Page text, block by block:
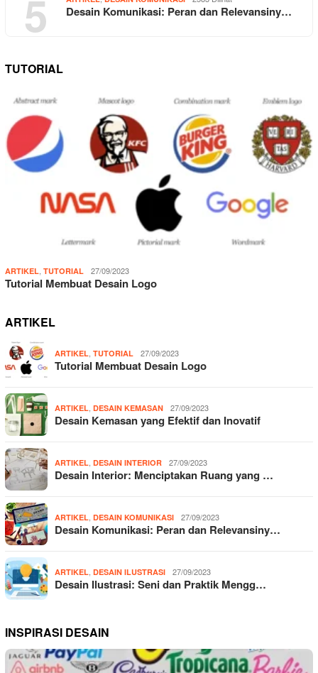
5 Desain Komunikasi: Peran dan Relevansiny…
TUTORIAL
ARTIKEL TUTORIAL 27/09/2023
Tutorial Membuat Desain Logo
ARTIKEL
ARTIKEL TUTORIAL 27/09/2023
Tutorial Membuat Desain Logo
ARTIKEL DESAIN KEMASAN 27/09/2023
Desain Kemasan yang Efektif dan Inovatif
ARTIKEL DESAIN INTERIOR 27/09/2023
Desain Interior: Menciptakan Ruang yang …
ARTIKEL DESAIN KOMUNIKASI 27/09/2023
Desain Komunikasi: Peran dan Relevansiny…
ARTIKEL DESAIN ILUSTRASI 27/09/2023
Desain Ilustrasi: Seni dan Praktik Mengg…
INSPIRASI DESAIN